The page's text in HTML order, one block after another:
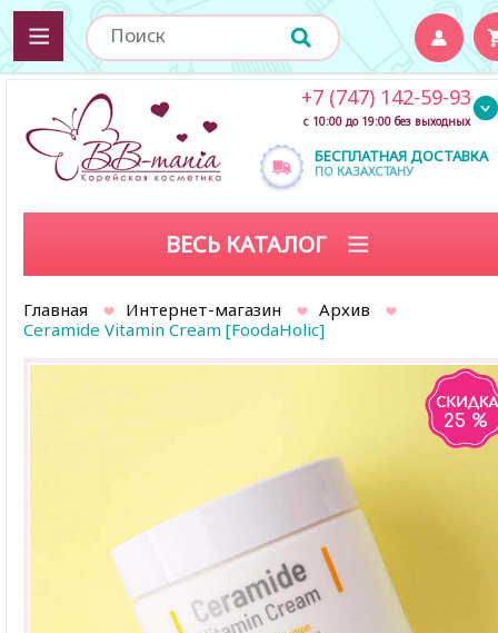
БЕСПЛАТНАЯ ДОСТАВКА
ПО КАЗАХСТАНУ
+7 (747) 142-59-93
с 10:00 до 19:00 без выходных
ВЕСЬ КАТАЛОГ
Главная Интернет-магазин
Архив
Ceramide Vitamin Cream [FoodaHolic]
25 %